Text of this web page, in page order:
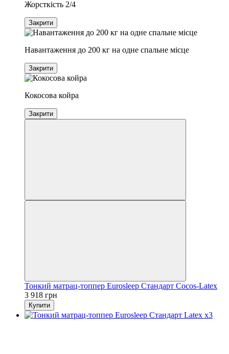
Жорсткість 2/4
Закрити
Навантаження до 200 кг на одне спальне місце
Закрити
Кокосова койра
Закрити
Тонкий матрац-топпер Eurosleep Стандарт Cocos-Latex
3 918 грн
Купити